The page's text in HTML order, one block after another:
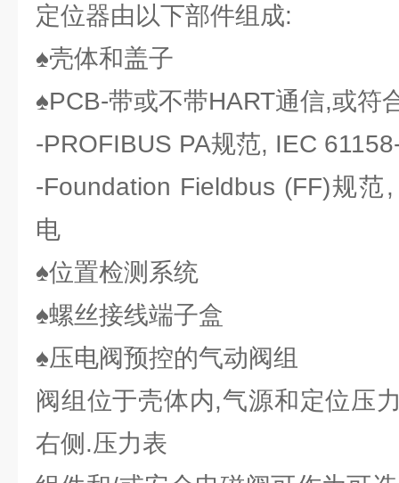
定位器由以下部件组成:
♠壳体和盖子
♠PCB-带或不带HART通信,或符
-PROFIBUS PA规范, IEC
-Foundation Fieldbus (FF)规范
电
♠位置检测系统
♠螺丝接线端子盒
♠压电阀预控的气动阀组
阀组位于壳体内,气源和定位压
右侧.压力表